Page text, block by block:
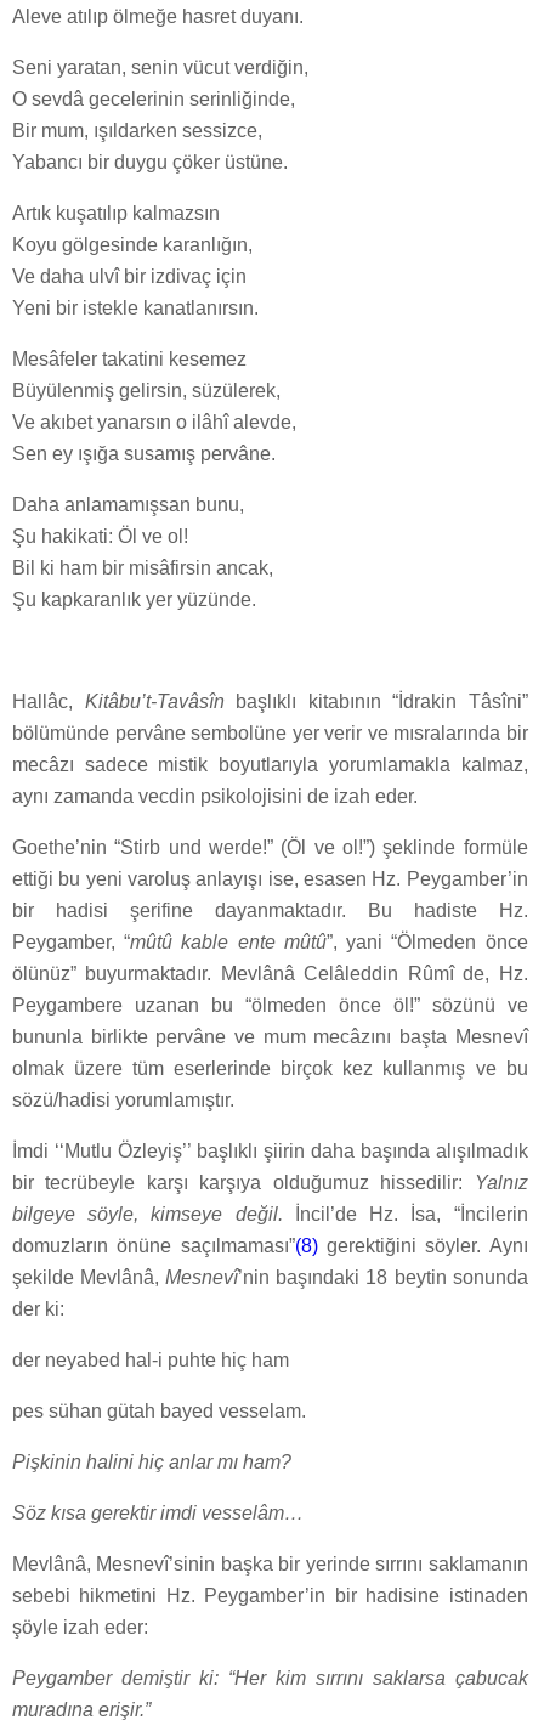
Aleve atılıp ölmeğe hasret duyanı.
Seni yaratan, senin vücut verdiğin,
O sevdâ gecelerinin serinliğinde,
Bir mum, ışıldarken sessizce,
Yabancı bir duygu çöker üstüne.
Artık kuşatılıp kalmazsın
Koyu gölgesinde karanlığın,
Ve daha ulvî bir izdivaç için
Yeni bir istekle kanatlanırsın.
Mesâfeler takatini kesemez
Büyülenmiş gelirsin, süzülerek,
Ve akıbet yanarsın o ilâhî alevde,
Sen ey ışığa susamış pervâne.
Daha anlamamışsan bunu,
Şu hakikati: Öl ve ol!
Bil ki ham bir misâfirsin ancak,
Şu kapkaranlık yer yüzünde.
Hallâc, Kitâbu’t-Tavâsînbaşlıklı kitabının “İdrakin Tâsîni”
bölümünde pervâne sembolüne yer verir ve mısralarında bir
mecâzı sadece mistik boyutlarıyla yorumlamakla kalmaz,
aynı zamanda vecdin psikolojisini de izah eder.
Goethe’nin “Stirb und werde!” (Öl ve ol!”) şeklinde formüle
ettiği bu yeni varoluş anlayışı ise, esasen Hz. Peygamber’in
bir hadisi şerifine dayanmaktadır. Bu hadiste Hz.
Peygamber, “mûtû kable ente mûtû”, yani “Ölmeden önce
ölünüz” buyurmaktadır. Mevlânâ Celâleddin Rûmî de, Hz.
Peygambere uzanan bu “ölmeden önce öl!” sözünü ve
bununla birlikte pervâne ve mum mecâzını başta Mesnevî
olmak üzere tüm eserlerinde birçok kez kullanmış ve bu
sözü/hadisi yorumlamıştır.
İmdi ‘‘Mutlu Özleyiş’’ başlıklı şiirin daha başında alışılmadık
bir tecrübeyle karşı karşıya olduğumuz hissedilir:
Yalnız
bilgeye söyle, kimseye değil. İncil’de Hz. İsa, “İncilerin
domuzların önüne saçılmaması”(8)gerektiğini söyler. Aynı
şekilde Mevlânâ,Mesnevî’nin başındaki 18 beytin sonunda
der ki:
der neyabed hal-i puhte hiç ham
pes sühan gütah bayed vesselam.
Pişkinin halini hiç anlar mı ham?
Söz kısa gerektir imdi vesselâm…
Mevlânâ, Mesnevî’sinin başka bir yerinde sırrını saklamanın
sebebi hikmetini Hz. Peygamber’in bir hadisine istinaden
şöyle izah eder:
Peygamber demiştir ki: “Her kim sırrını saklarsa çabucak
muradına erişir.”